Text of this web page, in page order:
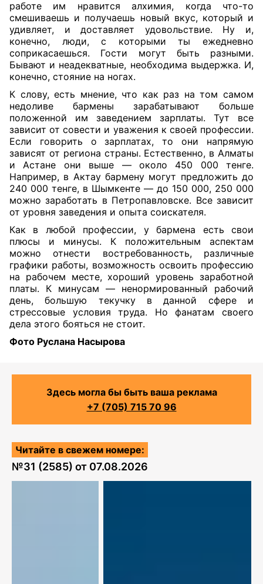
работе им нравится алхимия, когда что-то
смешиваешь и получаешь новый вкус, который и
удивляет, и доставляет удовольствие. Ну и,
конечно, люди, с которыми ты ежедневно
соприкасаешься. Гости могут быть разными.
Бывают и неадекватные, необходима выдержка. И,
конечно, стояние на ногах.
К слову, есть мнение, что как раз на том самом
недоливе бармены зарабатывают больше
положенной им заведением зарплаты. Тут все
зависит от совести и уважения к своей профессии.
Если говорить о зарплатах, то они напрямую
зависят от региона страны. Естественно, в Алматы
и Астане они выше — около 450 000 тенге.
Например, в Актау бармену могут предложить до
240 000 тенге, в Шымкенте — до 150 000, 250 000
можно заработать в Петропавловске. Все зависит
от уровня заведения и опыта соискателя.
Как в любой профессии, у бармена есть свои
плюсы и минусы. К положительным аспектам
можно отнести востребованность, различные
графики работы, возможность освоить профессию
на рабочем месте, хороший уровень заработной
платы. К минусам — ненормированный рабочий
день, большую текучку в данной сфере и
стрессовые условия труда. Но фанатам своего
дела этого бояться не стоит.
Фото Руслана Насырова
Здесь могла бы быть ваша реклама
+7 (705) 715 70 96
Читайте в свежем номере:
№31 (2585) от 07.08.2026